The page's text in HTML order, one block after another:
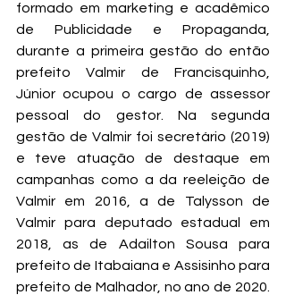
formado em marketing e acadêmico
de Publicidade e Propaganda,
durante a primeira gestão do então
prefeito Valmir de Francisquinho,
Júnior ocupou o cargo de assessor
pessoal do gestor. Na segunda
gestão de Valmir foi secretário (2019)
e teve atuação de destaque em
campanhas como a da reeleição de
Valmir em 2016, a de Talysson de
Valmir para deputado estadual em
2018, as de Adailton Sousa para
prefeito de Itabaiana e Assisinho para
prefeito de Malhador, no ano de 2020.